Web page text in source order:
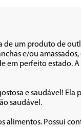
de um produto de
e/ou
em perfeito estado.
e saudável! Ela
saudável.
alimentos. Possui